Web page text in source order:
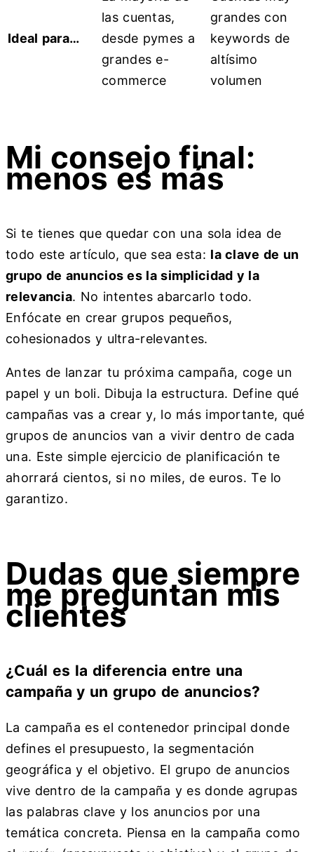
Ideal para…
las cuentas,
desde pymes a
grandes e-
commerce
grandes con
keywords de
altísimo
volumen
Mi consejo final:
menos es más
Si te tienes que quedar con una sola idea de
todo este artículo, que sea esta: la clave de un
grupo de anuncios es la simplicidad y la
relevancia. No intentes abarcarlo todo.
Enfócate en crear grupos pequeños,
cohesionados y ultra-relevantes.
Antes de lanzar tu próxima campaña, coge un
papel y un boli. Dibuja la estructura. Define qué
campañas vas a crear y, lo más importante, qué
grupos de anuncios van a vivir dentro de cada
una. Este simple ejercicio de planificación te
ahorrará cientos, si no miles, de euros. Te lo
garantizo.
Dudas que siempre
me preguntan mis
clientes
¿Cuál es la diferencia entre una
campaña y un grupo de anuncios?
La campaña es el contenedor principal donde
defines el presupuesto, la segmentación
geográfica y el objetivo. El grupo de anuncios
vive dentro de la campaña y es donde agrupas
las palabras clave y los anuncios por una
temática concreta. Piensa en la campaña como